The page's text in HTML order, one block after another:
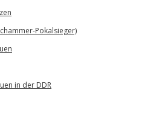
Pokalsieger)
in der DDR